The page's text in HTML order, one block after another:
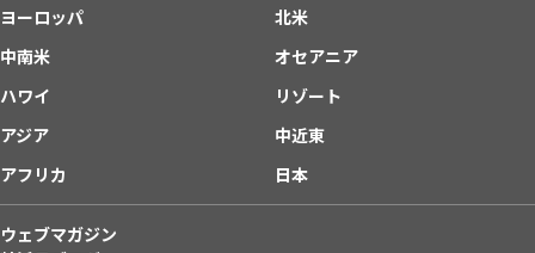
ヨーロッパ
北米
中南米
オセアニア
ハワイ
リゾート
アジア
中近東
アフリカ
日本
ウェブマガジン